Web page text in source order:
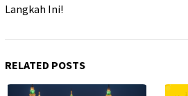
Langkah Ini!
RELATED POSTS